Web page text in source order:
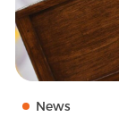
News